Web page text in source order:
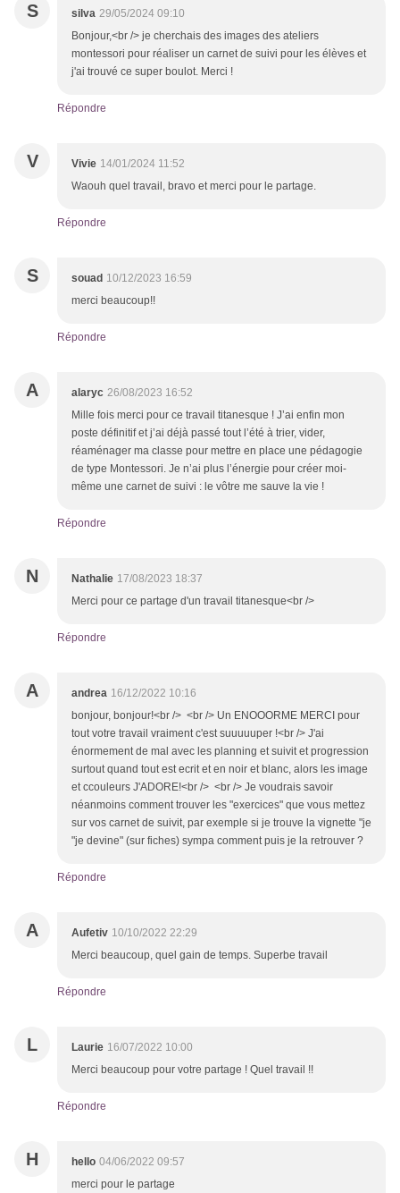
S silva 29/05/2024 09:10
Bonjour,<br /> je cherchais des images des ateliers
montessori pour réaliser un carnet de suivi pour les élèves et
j'ai trouvé ce super boulot. Merci !
Répondre
V Vivie 14/01/2024 11:52
Waouh quel travail, bravo et merci pour le partage.
Répondre
S souad 10/12/2023 16:59
merci beaucoup!!
Répondre
A alaryc 26/08/2023 16:52
Mille fois merci pour ce travail titanesque ! J’ai enfin mon
poste définitif et j’ai déjà passé tout l’été à trier, vider,
réaménager ma classe pour mettre en place une pédagogie
de type Montessori. Je n’ai plus l’énergie pour créer moi-
même une carnet de suivi : le vôtre me sauve la vie !
Répondre
N Nathalie 17/08/2023 18:37
Merci pour ce partage d'un travail titanesque<br />
Répondre
A andrea 16/12/2022 10:16
bonjour, bonjour!<br /> <br /> Un ENOOORME MERCI pour
tout votre travail vraiment c'est suuuuuper !<br /> J'ai
énormement de mal avec les planning et suivit et progression
surtout quand tout est ecrit et en noir et blanc, alors les image
et ccouleurs J'ADORE!<br /> <br /> Je voudrais savoir
néanmoins comment trouver les "exercices" que vous mettez
sur vos carnet de suivit, par exemple si je trouve la vignette "je
"je devine" (sur fiches) sympa comment puis je la retrouver ?
Répondre
A Aufetiv 10/10/2022 22:29
Merci beaucoup, quel gain de temps. Superbe travail
Répondre
L Laurie 16/07/2022 10:00
Merci beaucoup pour votre partage ! Quel travail !!
Répondre
H hello 04/06/2022 09:57
merci pour le partage